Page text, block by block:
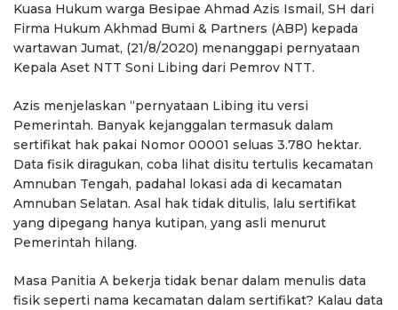
Kuasa Hukum warga Besipae Ahmad Azis Ismail, SH dari
Firma Hukum Akhmad Bumi & Partners (ABP) kepada
wartawan Jumat, (21/8/2020) menanggapi pernyataan
Kepala Aset NTT Soni Libing dari Pemrov NTT.
Azis menjelaskan “pernyataan Libing itu versi
Pemerintah. Banyak kejanggalan termasuk dalam
sertifikat hak pakai Nomor 00001 seluas 3.780 hektar.
Data fisik diragukan, coba lihat disitu tertulis kecamatan
Amnuban Tengah, padahal lokasi ada di kecamatan
Amnuban Selatan. Asal hak tidak ditulis, lalu sertifikat
yang dipegang hanya kutipan, yang asli menurut
Pemerintah hilang.
Masa Panitia A bekerja tidak benar dalam menulis data
fisik seperti nama kecamatan dalam sertifikat? Kalau data